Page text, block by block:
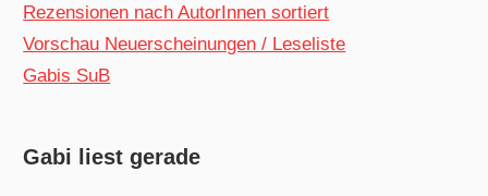
Rezensionen nach AutorInnen sortiert
Vorschau Neuerscheinungen / Leseliste
Gabis SuB
Gabi liest gerade